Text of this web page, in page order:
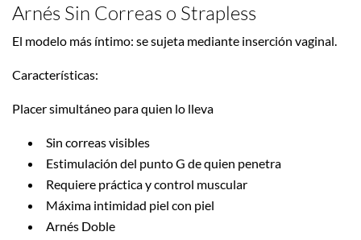
Arnés Sin Correas o Strapless
El modelo más íntimo: se sujeta mediante inserción vaginal.
Características:
Placer simultáneo para quien lo lleva
Sin correas visibles
Estimulación del punto G de quien penetra
Requiere práctica y control muscular
Máxima intimidad piel con piel
Arnés Doble